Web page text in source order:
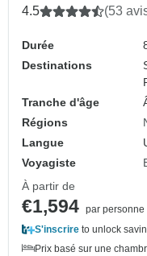
4.5 (53
Durée
Destinations
Tranche d'âge
Régions
Langue
Voyagiste
À partir de
€1,594 par personne
S'inscrire to unlock
Prix basé sur une